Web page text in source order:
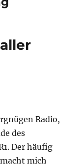
Radio,
des
Der häufig
mich